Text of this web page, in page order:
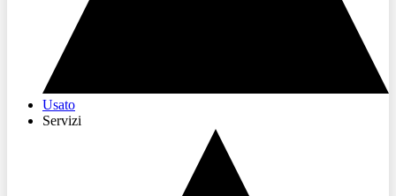
Usato
Servizi